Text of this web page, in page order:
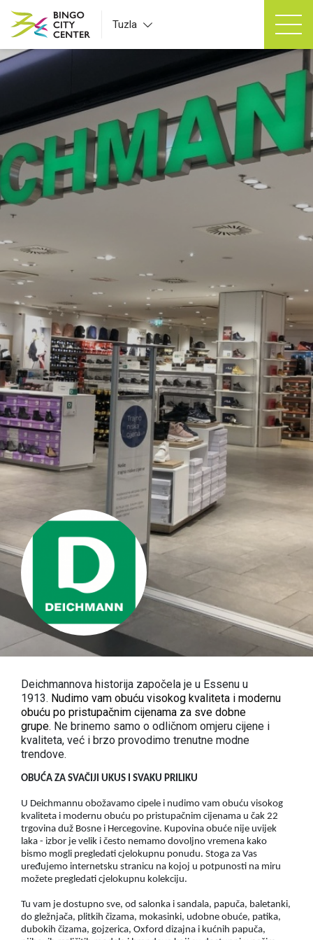
Tuzla
Deichmannova historija započela je u Essenu u
1913. Nudimo vam obuću visokog kvaliteta i modernu
obuću po pristupačnim cijenama za sve dobne
grupe. Ne brinemo samo o odličnom omjeru cijene i
kvaliteta, već i brzo provodimo trenutne modne
trendove.
OBUĆA ZA SVAČIJI UKUS I SVAKU PRILIKU
U Deichmannu obožavamo cipele i nudimo vam obuću visokog
kvaliteta i modernu obuću po pristupačnim cijenama u čak 22
trgovina duž Bosne i Hercegovine. Kupovina obuće nije uvijek
laka - izbor je velik i često nemamo dovoljno vremena kako
bismo mogli pregledati cjelokupnu ponudu. Stoga za Vas
uređujemo internetsku stranicu na kojoj u potpunosti na miru
možete pregledati cjelokupnu kolekciju.
Tu vam je dostupno sve, od salonka i sandala, papuča, baletanki,
do gležnjača, plitkih čizama, mokasinki, udobne obuće, patika,
dubokih čizama, gojzerica, Oxford dizajna i kućnih papuča,